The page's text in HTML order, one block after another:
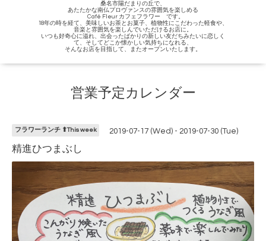
桑名市陽だまりの丘で、
あたたかな南仏プロヴァンスの雰囲気を楽しめる
Café Fleur カフェフラワー です。
18年の時を経て、美味しいお茶とお菓子、植物性にこだわった軽食や、
音楽と雰囲気を楽しんでいただけるお店に。
いつも好奇心に溢れ、出会ったばかりの新しい友だちみたいに恋しく
て、そしてどこか懐かしい気持ちになれる、
そんなお店を目指して、またオープンいたします。
営業予定カレンダー
フラワーランチ ⬆︎This week 2019-07-17 (Wed) - 2019-07-30 (Tue)
精進ひつまぶし